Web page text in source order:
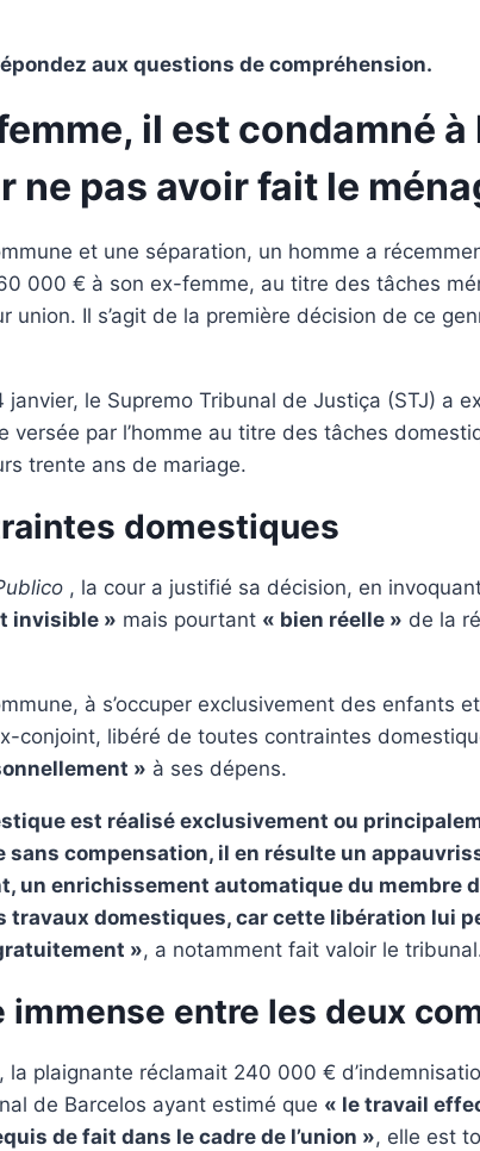
aux questions de compréhension.
il est condamné
ne pas avoir fait le
et une séparation, un homme a
000 € à son ex-femme, au titre des tâches
union. Il s’agit de la première décision de ce
le Supremo Tribunal de Justiça (STJ) a
versée par l’homme au titre des tâches
trente ans de mariage.
domestiques
, la cour a justifié sa décision, en
invisible » mais pourtant « bien réelle » de la
à s’occuper exclusivement des enfants
conjoint, libéré de toutes contraintes
» à ses dépens.
est réalisé exclusivement ou
sans compensation, il en résulte un
un enrichissement automatique du membre
travaux domestiques, car cette libération lui
», a notamment fait valoir le
immense entre les deux
plaignante réclamait 240 000 €
de Barcelos ayant estimé que « le travail
de fait dans le cadre de l’union », elle est